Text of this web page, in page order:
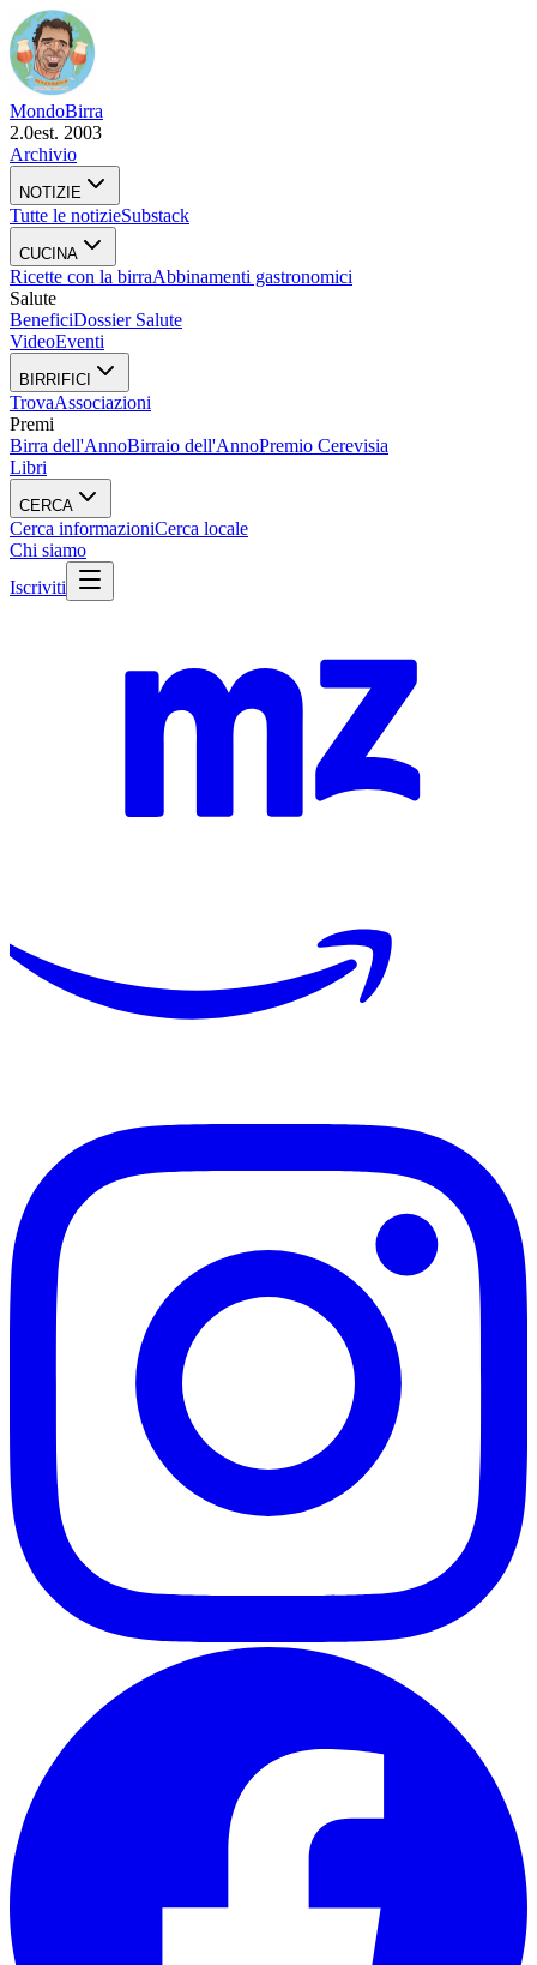
MondoBirra
2.0est. 2003
Archivio
NOTIZIE
Tutte le notizieSubstack
CUCINA
Ricette con la birraAbbinamenti gastronomici
Salute
BeneficiDossier Salute
VideoEventi
BIRRIFICI
TrovaAssociazioni
Premi
Birra dell'AnnoBirraio dell'AnnoPremio Cerevisia
Libri
CERCA
Cerca informazioniCerca locale
Chi siamo
Iscriviti